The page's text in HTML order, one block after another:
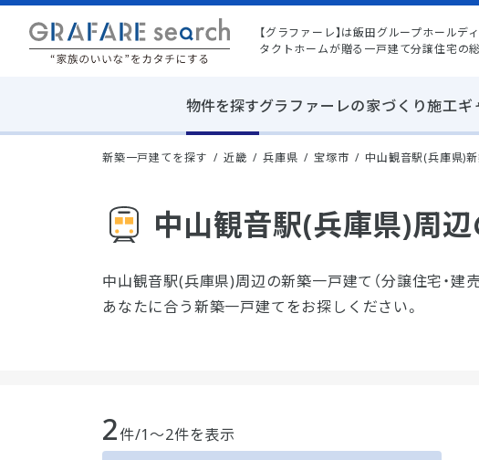
【グラファーレ】は飯田グループホールデ
タクトホームが贈る一戸建て分譲住宅の
物件を探すグラファーレの家づくり施工ギ
新築一戸建てを探す 近畿 兵庫県 宝塚市 中山観音駅(兵庫県)
中山観音駅(兵庫県)周辺
中山観音駅(兵庫県)周辺の新築一戸建て（分譲住宅・建
あなたに合う新築一戸建てをお探しください。
2件/1～2件を表示